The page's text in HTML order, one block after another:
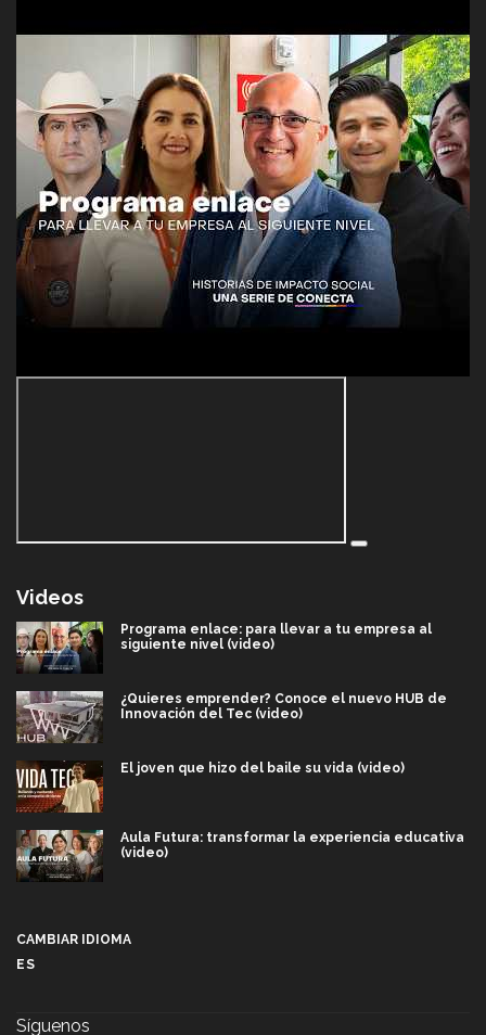
Videos
Programa enlace: para llevar a tu empresa al
siguiente nivel (video)
¿Quieres emprender? Conoce el nuevo HUB de
Innovación del Tec (video)
El joven que hizo del baile su vida (video)
Aula Futura: transformar la experiencia educativa
(video)
CAMBIAR IDIOMA
ES
Síguenos